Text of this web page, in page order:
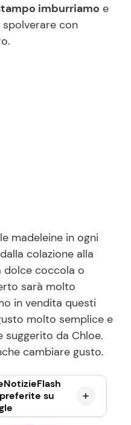
imburriamo e
con
madeleine in ogni
colazione alla
dolce coccola o
sarà molto
in vendita questi
molto semplice e
suggerito da Chloe.
cambiare gusto.
su